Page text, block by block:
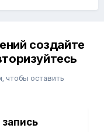
создайте
чтобы оставить